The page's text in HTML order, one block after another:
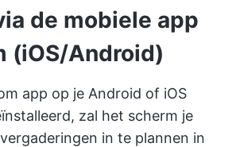
de mobiele app
(iOS/Android)
app op je Android of iOS
zal het scherm je
in te plannen in